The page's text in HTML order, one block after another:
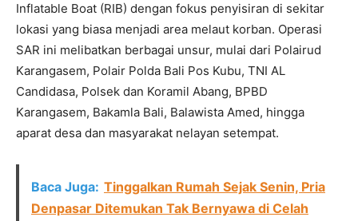
Inflatable Boat (RIB) dengan fokus penyisiran di sekitar
lokasi yang biasa menjadi area melaut korban. Operasi
SAR ini melibatkan berbagai unsur, mulai dari Polairud
Karangasem, Polair Polda Bali Pos Kubu, TNI AL
Candidasa, Polsek dan Koramil Abang, BPBD
Karangasem, Bakamla Bali, Balawista Amed, hingga
aparat desa dan masyarakat nelayan setempat.
Baca Juga: Tinggalkan Rumah Sejak Senin, Pria
Denpasar Ditemukan Tak Bernyawa di Celah